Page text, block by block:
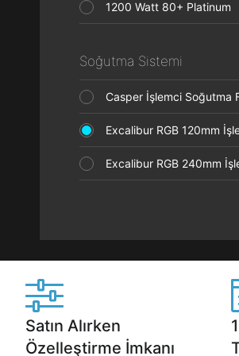
1200 Watt 80+ Platinum
Soğutma Sistemi
Casper İşlemci Soğutma
Excalibur RGB 120mm
Excalibur RGB 240mm
Satın Alırken
Özelleştirme İmkanı